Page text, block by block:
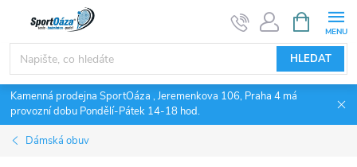
obsah
HLEDAT
NÁKUPNÍ
KOŠÍK
Kamenná prodejna SportOáza , Jeremenkova 106, Praha 4 má
provozní dobu Pondělí-Pátek 14-18 hod.
Dámská obuv